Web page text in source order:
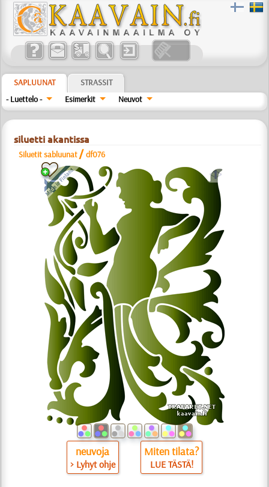
SAPLUUNAT
STRASSIT
- Luettelo -
Esimerkit Neuvot
siluetti akantissa
Siluetit sabluunat /df076
a
neuvoja
> Lyhyt ohje
Miten tilata?
LUE TÄSTÄ!